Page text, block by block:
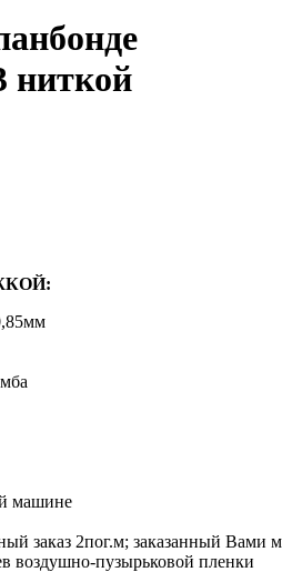
машине
заказ 2пог.м; заказанный Вами
воздушно-пузырьковой пленки